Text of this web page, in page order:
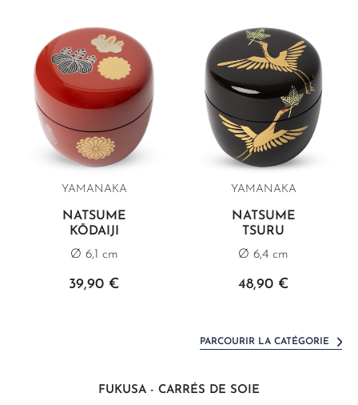
YAMANAKA
NATSUME
KŌDAIJI
Ø 6,1 cm
39,90 €
YAMANAKA
NATSUME
TSURU
Ø 6,4 cm
48,90 €
PARCOURIR LA CATÉGORIE
FUKUSA - CARRÉS DE SOIE